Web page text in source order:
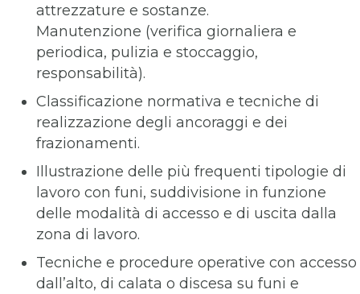
attrezzature e sostanze.
Manutenzione (verifica giornaliera e
periodica, pulizia e stoccaggio,
responsabilità).
Classificazione normativa e tecniche di
realizzazione degli ancoraggi e dei
frazionamenti.
Illustrazione delle più frequenti tipologie di
lavoro con funi, suddivisione in funzione
delle modalità di accesso e di uscita dalla
zona di lavoro.
Tecniche e procedure operative con accesso
dall’alto, di calata o discesa su funi e